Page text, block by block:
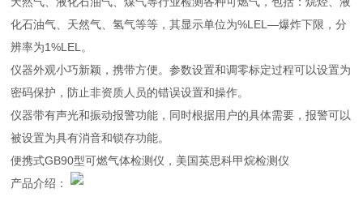
化石油气、天然气、氢气等等，其显示单位为%LEL—爆炸下限，分
辨率为1%LEL。
仪器外观小巧新颖，携带方便。参数设置和调零标定过程可以设置为
密码保护，防止非资质人员的错误设置和操作。
仪器带有声光和振动报警功能，同时根据用户的具体需要，报警可以
被设置为具有消音和锁存功能。
便携式GB90型可燃气体检测仪，美国英思科甲烷检测仪
产品介绍：